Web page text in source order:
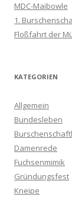
MDC-Maibowle
1.
Floßfahrt der
KATEGORIEN
Allgemein
Bundesleben
Damenrede
Fuchsenmimik
Gründungsfest
Kneipe